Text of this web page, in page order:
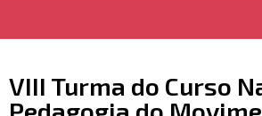
VIII Turma do Curso